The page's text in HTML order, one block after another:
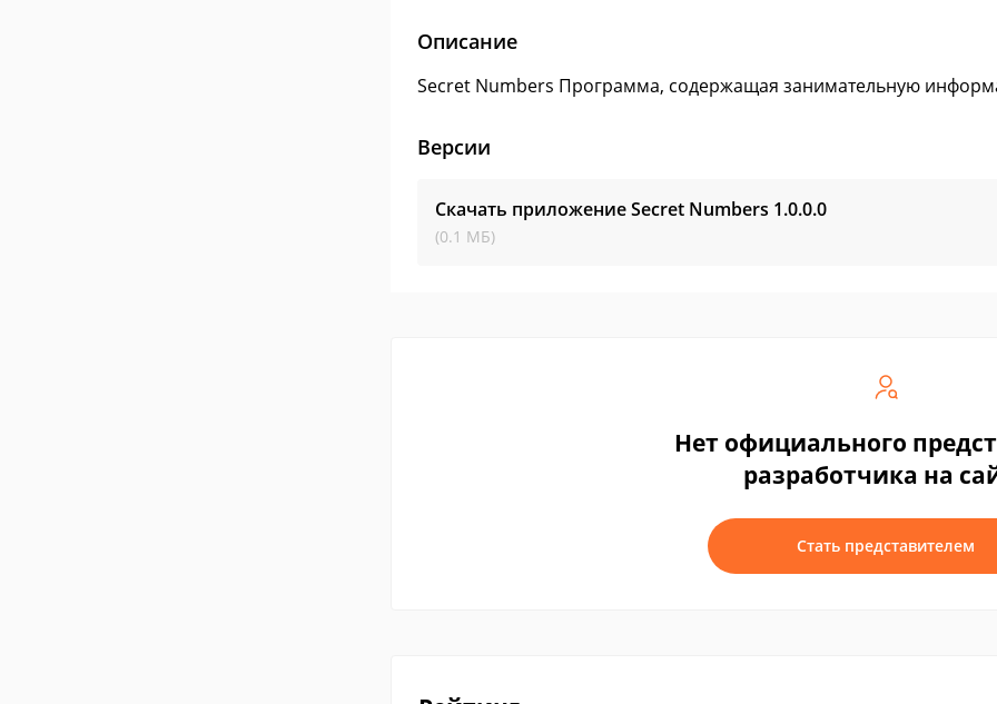
Описание
Secret Numbers Программа, содержащая занимательную
Версии
Скачать приложение Secret Numbers 1.0.0.0
(0.1 МБ)
Нет официального
разработчика на
Стать представителем